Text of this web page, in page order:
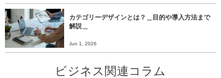
カテゴリーデザインとは？＿目的や導入方法まで
解説＿
Jun 1, 2026
ビジネス関連コラム